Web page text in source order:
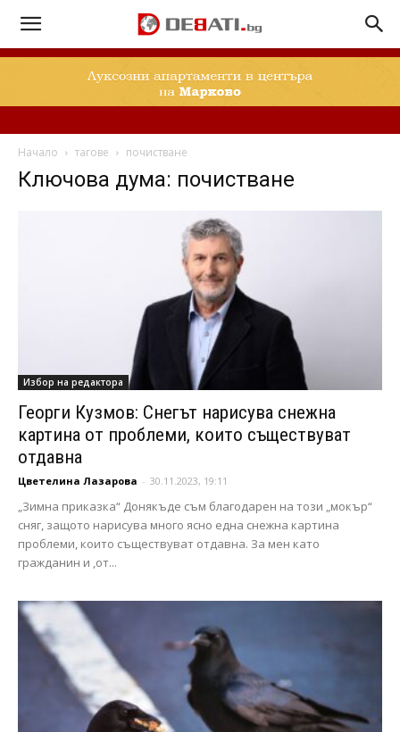
Начало тагове почистване
Ключова дума: почистване
Избор на редактора
Георги Кузмов: Снегът нарисува снежна
картина от проблеми, които съществуват
отдавна
Цветелина Лазарова - 30.11.2023, 19:11
„Зимна приказка“ Донякъде съм благодарен на този „мокър“
сняг, защото нарисува много ясно една снежна картина
проблеми, които съществуват отдавна. За мен като
гражданин и ,от...